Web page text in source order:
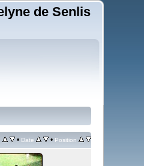
de Senlis
• Date • Position